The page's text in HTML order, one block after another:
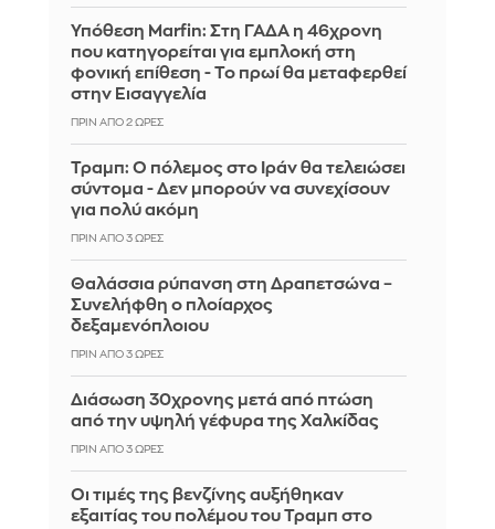
Υπόθεση Marfin: Στη ΓΑΔΑ η 46χρονη
που κατηγορείται για εμπλοκή στη
φονική επίθεση - Το πρωί θα μεταφερθεί
στην Εισαγγελία
ΠΡΙΝ ΑΠΌ 2 ΏΡΕΣ
Τραμπ: Ο πόλεμος στο Ιράν θα τελειώσει
σύντομα - Δεν μπορούν να συνεχίσουν
για πολύ ακόμη
ΠΡΙΝ ΑΠΌ 3 ΏΡΕΣ
Θαλάσσια ρύπανση στη Δραπετσώνα –
Συνελήφθη ο πλοίαρχος
δεξαμενόπλοιου
ΠΡΙΝ ΑΠΌ 3 ΏΡΕΣ
Διάσωση 30χρονης μετά από πτώση
από την υψηλή γέφυρα της Χαλκίδας
ΠΡΙΝ ΑΠΌ 3 ΏΡΕΣ
Οι τιμές της βενζίνης αυξήθηκαν
εξαιτίας του πολέμου του Τραμπ στο